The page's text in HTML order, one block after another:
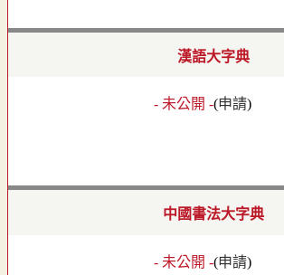
漢語大字典
- 未公開 -(申請)
中國書法大字典
- 未公開 -(申請)